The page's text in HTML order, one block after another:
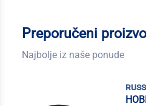
Preporučeni
Najbolje iz naše ponude